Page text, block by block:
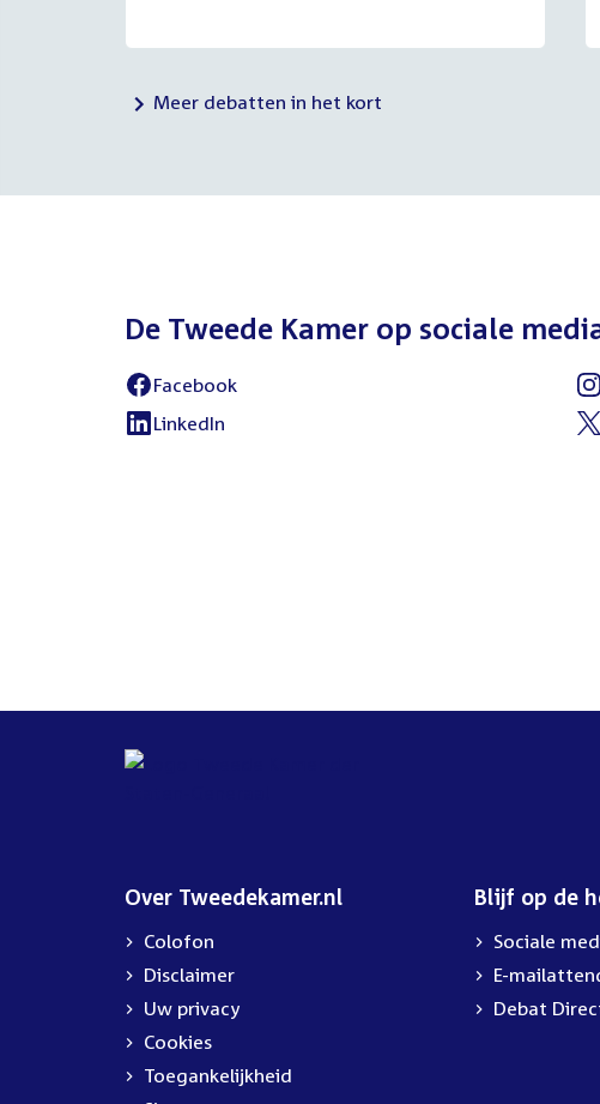
Meer debatten in het kort
De Tweede Kamer op sociale
Facebook
LinkedIn
Over Tweedekamer.nl
Colofon
Disclaimer
Uw privacy
Cookies
Toegankelijkheid
Blijf op de
Sociale
E-
Debat